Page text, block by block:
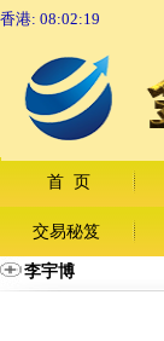
香港: 08:02:19
首 页
交易秘笈
李宇博